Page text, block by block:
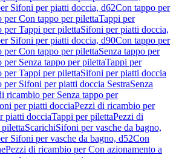
Sifoni per piatti doccia, d62Con tappo per
per Con tappo per pilettaTappi per
per Tappi per pilettaSifoni per piatti doccia,
Sifoni per piatti doccia, d90Con tappo per
per Con tappo per pilettaSenza tappo per
Senza tappo per pilettaTappi per
per Tappi per pilettaSifoni per piatti doccia
per Sifoni per piatti doccia SestraSenza
ricambio per Senza tappo per
per piatti docciaPezzi di ricambio per
piatti docciaTappi per pilettaPezzi di
ScarichiSifoni per vasche da bagno,
Sifoni per vasche da bagno, d52Con
Pezzi di ricambio per Con azionamento a